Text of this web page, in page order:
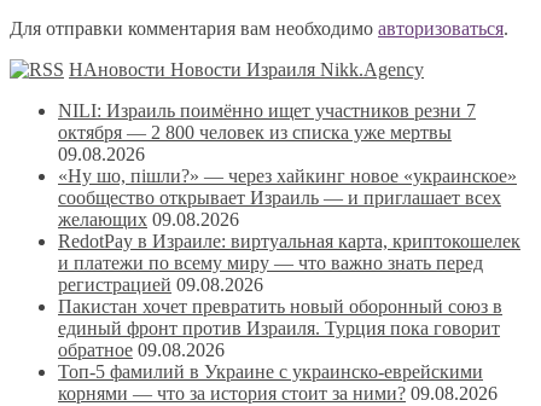
Для отправки комментария вам необходимо авторизоваться.
НАновости Новости Израиля Nikk.Agency
NILI: Израиль поимённо ищет участников резни 7
октября — 2 800 человек из списка уже мертвы
09.08.2026
«Ну шо, пішли?» — через хайкинг новое «украинское»
сообщество открывает Израиль — и приглашает всех
желающих 09.08.2026
RedotPay в Израиле: виртуальная карта, криптокошелек
и платежи по всему миру — что важно знать перед
регистрацией 09.08.2026
Пакистан хочет превратить новый оборонный союз в
единый фронт против Израиля. Турция пока говорит
обратное 09.08.2026
Топ-5 фамилий в Украине с украинско-еврейскими
корнями — что за история стоит за ними? 09.08.2026